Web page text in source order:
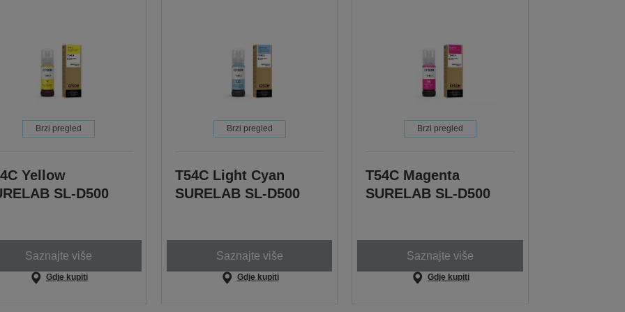
Brzi pregled
Yellow
SL-D500
Saznajte više
Gdje kupiti
Brzi pregled
T54C Light Cyan
SURELAB SL-D500
Saznajte više
Gdje kupiti
Brzi pregled
T54C Magenta
SURELAB SL-D500
Saznajte više
Gdje kupiti